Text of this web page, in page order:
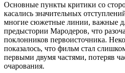
Основные пункты критики со
касались значительных
многие сюжетные линии, важные
предыстории Мародеров, что
поклонников первоисточника.
показалось, что фильм стал
первыми двумя частями, потеряв
очарования.